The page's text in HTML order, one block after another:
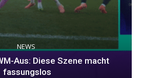
NEWS
Aus: Diese Szene macht
fassungslos